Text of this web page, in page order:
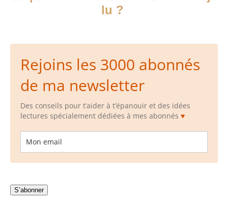
lu ?
Rejoins les 3000 abonnés
de ma newsletter
Des conseils pour t’aider à t’épanouir et des idées
lectures spécialement dédiées à mes abonnés ♥
Loading…
S’abonner